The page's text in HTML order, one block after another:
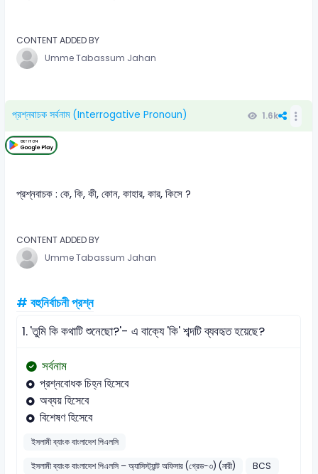
CONTENT ADDED BY
Umme Tabassum Jahan
প্রশ্নবাচক সর্বনাম (Interrogative Pronoun) 1.6k
প্রশ্নবাচক : কে, কি, কী, কোন, কাহার, কার, কিসে ?
CONTENT ADDED BY
Umme Tabassum Jahan
# বহুনির্বাচনী প্রশ্ন
1.'তুমি কি কথাটি শুনেছো?'- এ বাক্যে 'কি' শব্দটি ব্যবহৃত হয়েছে?
সর্বনাম
প্রশ্নবোধক চিহ্ন হিসেবে
অব্যয় হিসেবে
বিশেষণ হিসেবে
ইসলামী ব্যাংক বাংলাদেশ পিএলসি
ইসলামী ব্যাংক বাংলাদেশ পিএলসি – অ্যাসিস্ট্যান্ট অফিসার (গ্রেড-৩) (নারী)
BCS